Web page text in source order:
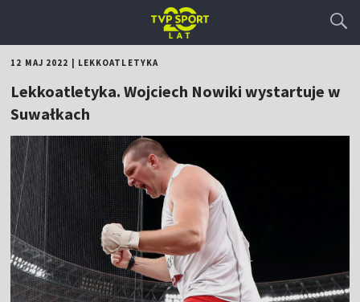
12 MAJ 2022 LEKKOATLETYKA
Lekkoatletyka. Wojciech Nowiki wystartuje w
Suwałkach